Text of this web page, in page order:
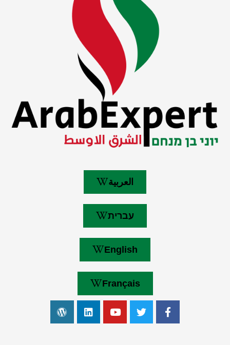
العربية
עברית
English
Français